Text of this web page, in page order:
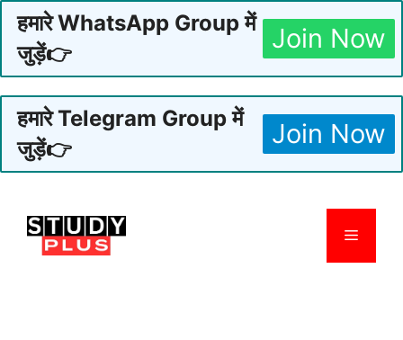
हमारे WhatsApp Group में
जुड़ें👉
Join Now
हमारे Telegram Group में
जुड़ें👉
Join Now
content
Menu